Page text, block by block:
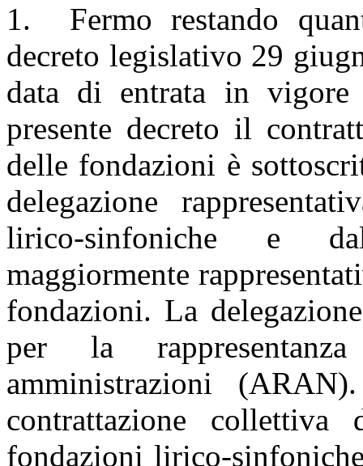
1. Fermo restando
decreto legislativo 29
data di entrata in
presente decreto il
delle fondazioni è
delegazione
lirico-sinfoniche e
maggiormente
fondazioni. La
per la
amministrazioni
contrattazione collettiva
fondazioni lirico-